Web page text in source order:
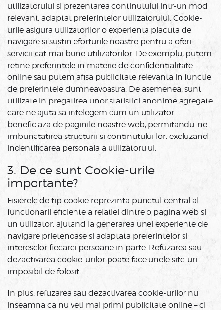
utilizatorului si prezentarea continutului intr-un mod
relevant, adaptat preferintelor utilizatorului. Cookie-
urile asigura utilizatorilor o experienta placuta de
navigare si sustin eforturile noastre pentru a oferi
servicii cat mai bune utilizatorilor. De exemplu, putem
retine preferintele in materie de confidentialitate
online sau putem afisa publicitate relevanta in functie
de preferintele dumneavoastra. De asemenea, sunt
utilizate in pregatirea unor statistici anonime agregate
care ne ajuta sa intelegem cum un utilizator
beneficiaza de paginile noastre web, permitandu-ne
imbunatatirea structurii si continutului lor, excluzand
indentificarea personala a utilizatorului.
3. De ce sunt Cookie-urile
importante?
Fisierele de tip cookie reprezinta punctul central al
functionarii eficiente a relatiei dintre o pagina web si
un utilizator, ajutand la generarea unei experiente de
navigare prietenoase si adaptata preferintelor si
intereselor fiecarei persoane in parte. Refuzarea sau
dezactivarea cookie-urilor poate face unele site-uri
imposibil de folosit.
In plus, refuzarea sau dezactivarea cookie-urilor nu
inseamna ca nu veti mai primi publicitate online – ci